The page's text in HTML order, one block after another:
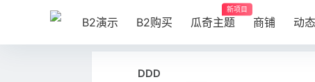
B2演示 B2购买 瓜奇主题
新项目
商铺 动态
DDD